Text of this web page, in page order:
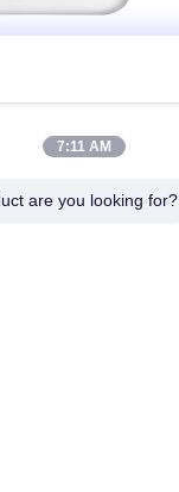
el mejor precio
7:11 AM
are you looking for?